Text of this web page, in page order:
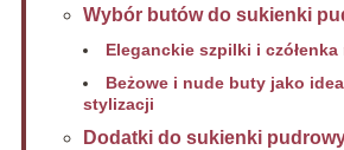
Wybór butów do sukienki
Eleganckie szpilki i czółenka
Beżowe i nude buty jako
stylizacji
Dodatki do sukienki